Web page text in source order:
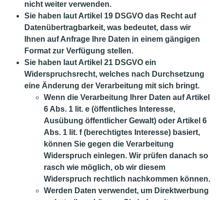
nicht weiter verwenden.
Sie haben laut Artikel 19 DSGVO das Recht auf
Datenübertragbarkeit, was bedeutet, dass wir
Ihnen auf Anfrage Ihre Daten in einem gängigen
Format zur Verfügung stellen.
Sie haben laut Artikel 21 DSGVO ein
Widerspruchsrecht, welches nach Durchsetzung
eine Änderung der Verarbeitung mit sich bringt.
Wenn die Verarbeitung Ihrer Daten auf Artikel
6 Abs. 1 lit. e (öffentliches Interesse,
Ausübung öffentlicher Gewalt) oder Artikel 6
Abs. 1 lit. f (berechtigtes Interesse) basiert,
können Sie gegen die Verarbeitung
Widerspruch einlegen. Wir prüfen danach so
rasch wie möglich, ob wir diesem
Widerspruch rechtlich nachkommen können.
Werden Daten verwendet, um Direktwerbung